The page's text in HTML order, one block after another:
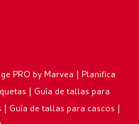
PRO by Marvea | Planifica
| Guía de tallas para
| Guía de tallas para cascos |